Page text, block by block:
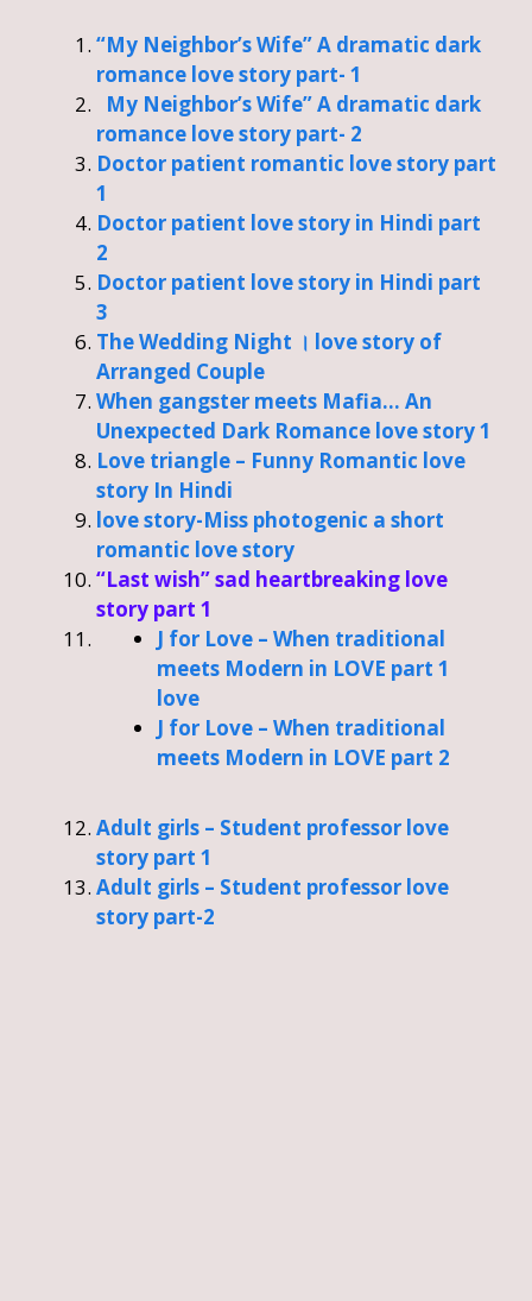
“My Neighbor’s Wife” A dramatic dark
romance love story part- 1
My Neighbor’s Wife” A dramatic dark
romance love story part- 2
Doctor patient romantic love story part
1
Doctor patient love story in Hindi part
2
Doctor patient love story in Hindi part
3
The Wedding Night । love story of
Arranged Couple
When gangster meets Mafia… An
Unexpected Dark Romance love story 1
Love triangle – Funny Romantic love
story In Hindi
love story-Miss photogenic a short
romantic love story
“Last wish” sad heartbreaking love
story part 1
J for Love – When traditional
meets Modern in LOVE part 1
love
J for Love – When traditional
meets Modern in LOVE part 2
Adult girls – Student professor love
story part 1
Adult girls – Student professor love
story part-2